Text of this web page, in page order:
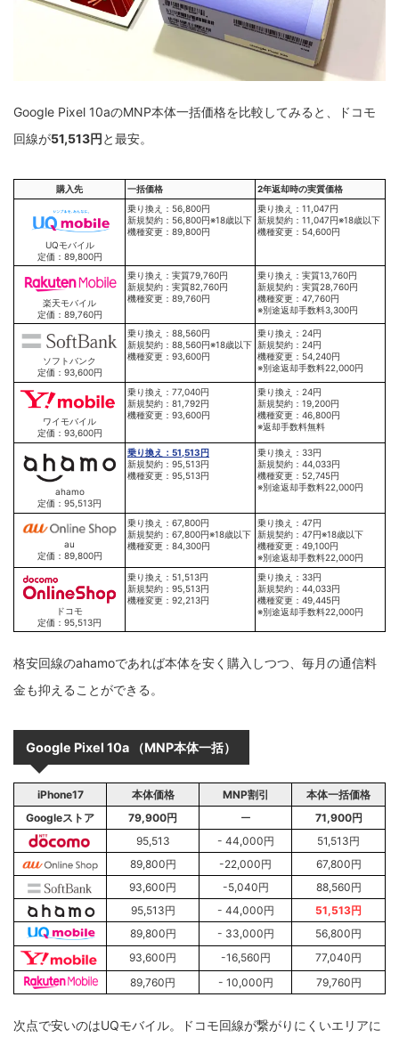
Google Pixel 10aのMNP本体一括価格を比較してみると、ドコモ
回線が51,513円と最安。
購入先 一括価格 2年返却時の実質価格
UQモバイル
定価：89,800円
乗り換え：56,800円
新規契約：56,800円※18歳以下
機種変更：89,800円
乗り換え：11,047円
新規契約：11,047円※18歳以下
機種変更：54,600円
楽天モバイル
定価：89,760円
乗り換え：実質79,760円
新規契約：実質82,760円
機種変更：89,760円
乗り換え：実質13,760円
新規契約：実質28,760円
機種変更：47,760円
※別途返却手数料3,300円
ソフトバンク
定価：93,600円
乗り換え：88,560円
新規契約：88,560円※18歳以下
機種変更：93,600円
乗り換え：24円
新規契約：24円
機種変更：54,240円
※別途返却手数料22,000円
ワイモバイル
定価：93,600円
乗り換え：77,040円
新規契約：81,792円
機種変更：93,600円
乗り換え：24円
新規契約：19,200円
機種変更：46,800円
※返却手数料無料
ahamo
定価：95,513円
乗り換え：51,513円
新規契約：95,513円
機種変更：95,513円
乗り換え：33円
新規契約：44,033円
機種変更：52,745円
※別途返却手数料22,000円
au
定価：89,800円
乗り換え：67,800円
新規契約：67,800円※18歳以下
機種変更：84,300円
乗り換え：47円
新規契約：47円※18歳以下
機種変更：49,100円
※別途返却手数料22,000円
ドコモ
定価：95,513円
乗り換え：51,513円
新規契約：95,513円
機種変更：92,213円
乗り換え：33円
新規契約：44,033円
機種変更：49,445円
※別途返却手数料22,000円
格安回線のahamoであれば本体を安く購入しつつ、毎月の通信料
金も抑えることができる。
Google Pixel 10a （MNP本体一括）
iPhone17 本体価格 MNP割引
本体一括価格
Googleストア
79,900円 ー 71,900円
95,513
- 44,000円
51,513円
89,800円
-22,000円
67,800円
93,600円
-5,040円
88,560円
95,513円
- 44,000円
51,513円
89,800円
- 33,000円
56,800円
93,600円
-16,560円
77,040円
89,760円
- 10,000円 79,760円
次点で安いのはUQモバイル。ドコモ回線が繋がりにくいエリアに